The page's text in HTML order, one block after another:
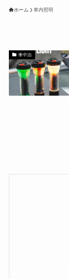
ホーム 車内照明
車中泊